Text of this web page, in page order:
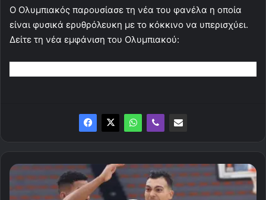
Ο Ολυμπιακός παρουσίασε τη νέα του φανέλα η οποία
είναι φυσικά ερυθρόλευκη με το κόκκινο να υπερισχύει.
Δείτε τη νέα εμφάνιση του Ολυμπιακού:
Η
ώρα
και